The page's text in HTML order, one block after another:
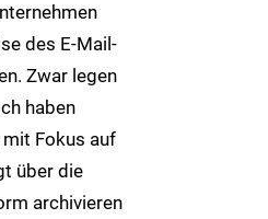
des E-Mail-
Zwar legen
haben
Fokus auf
über die
archivieren